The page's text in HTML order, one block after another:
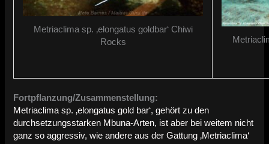
Metriaclima sp. ‚elongatus goldbar‘ Chiwi
Rocks
Fortpflanzung/Zusammenstellung:
Metriaclima sp. ‚elongatus gold bar‘, gehört zu den
durchsetzungsstarken Mbuna-Arten, ist aber bei weitem nicht
ganz so aggressiv, wie andere aus der Gattung ‚Metriaclima‘